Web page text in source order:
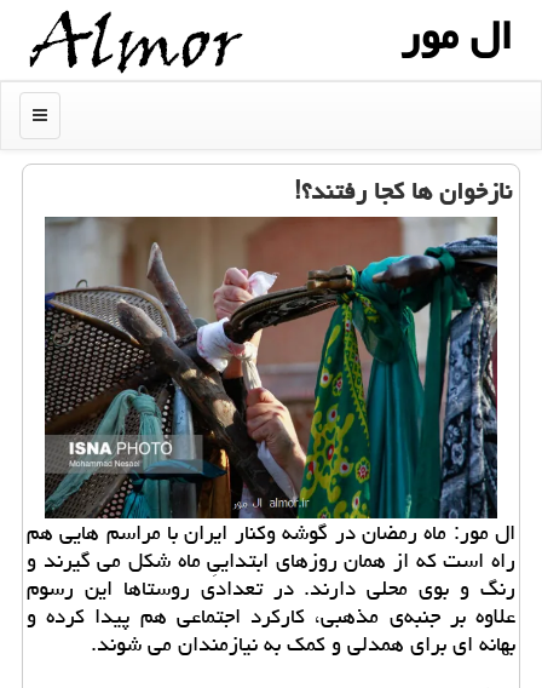
ال مور
منو
نازخوان ها کجا رفتند؟!
ال مور: ماه رمضان در گوشه وکنار ایران با مراسم هایی هم
راه است که از همان روزهای ابتداییِ ماه شکل می گیرند و
رنگ و بوی محلی دارند. در تعدادی روستاها این رسوم
علاوه بر جنبه‌ی مذهبی، کارکرد اجتماعی هم پیدا کرده و
بهانه ای برای همدلی و کمک به نیازمندان می شوند.